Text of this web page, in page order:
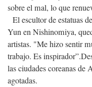
sobre el mal, lo que
El escultor de estatuas
Yun en Nishinomiya,
artistas. "Me hizo sentir
trabajo. Es inspirador”.
las ciudades coreanas de
agotadas.